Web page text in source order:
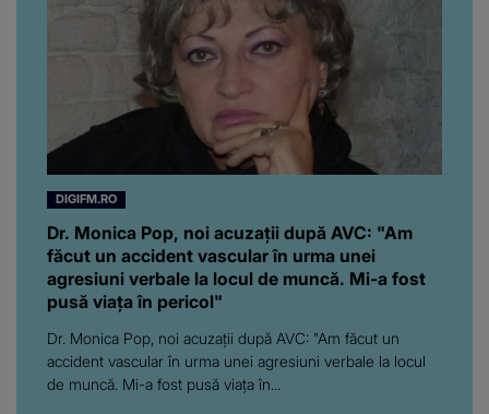
DIGIFM.RO
Dr. Monica Pop, noi acuzații după AVC: "Am
făcut un accident vascular în urma unei
agresiuni verbale la locul de muncă. Mi-a fost
pusă viața în pericol"
Dr. Monica Pop, noi acuzații după AVC: "Am făcut un
accident vascular în urma unei agresiuni verbale la locul
de muncă. Mi-a fost pusă viața în...